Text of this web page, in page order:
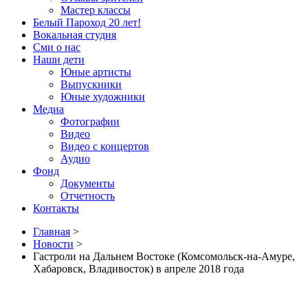
Мастер классы
Белый Пароход 20 лет!
Вокальная студия
Сми о нас
Наши дети
Юные артисты
Выпускники
Юные художники
Медиа
Фотографии
Видео
Видео с концертов
Аудио
Фонд
Документы
Отчетность
Контакты
Главная >
Новости >
Гастроли на Дальнем Востоке (Комсомольск-на-Амуре,
Хабаровск, Владивосток) в апреле 2018 года